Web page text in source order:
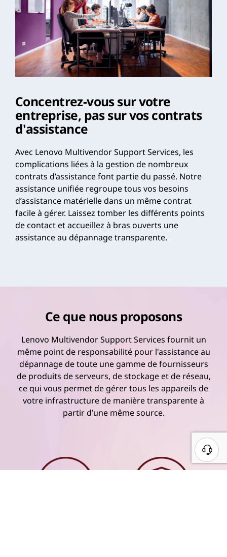
Concentrez-vous sur votre
entreprise, pas sur vos contrats
d'assistance
Avec Lenovo Multivendor Support Services, les
complications liées à la gestion de nombreux
contrats d’assistance font partie du passé. Notre
assistance unifiée regroupe tous vos besoins
d’assistance matérielle dans un même contrat
facile à gérer. Laissez tomber les différents points
de contact et accueillez à bras ouverts une
assistance au dépannage transparente.
Ce que nous proposons
Lenovo Multivendor Support Services fournit un
même point de responsabilité pour l'assistance au
dépannage de toute une gamme de fournisseurs
de produits de serveurs, de stockage et de réseau,
ce qui vous permet de gérer tous les appareils de
votre infrastructure de manière transparente à
partir d’une même source.